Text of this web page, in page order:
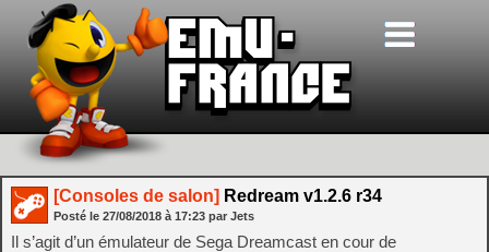
[Consoles de salon] Redream v1.2.6 r34
Posté le 27/08/2018 à 17:23 par Jets
Il s’agit d’un émulateur de Sega Dreamcast en cour de